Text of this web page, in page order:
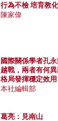
行為不檢 培育教
陳家偉
國際關係學者孔
越戰，兩者有何
格局發揮穩定效用
本社編輯部
葛亮：見南山